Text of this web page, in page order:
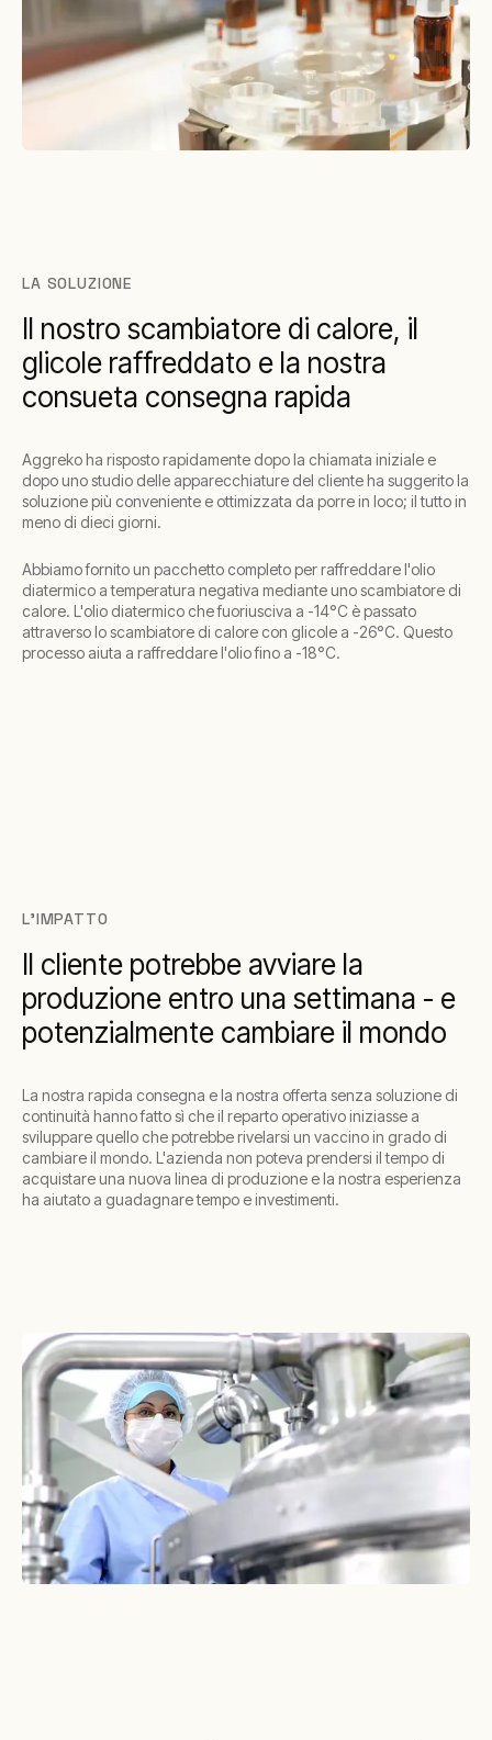
LA SOLUZIONE
Il nostro scambiatore di calore, il
glicole raffreddato e la nostra
consueta consegna rapida
Aggreko ha risposto rapidamente dopo la chiamata iniziale e
dopo uno studio delle apparecchiature del cliente ha suggerito la
soluzione più conveniente e ottimizzata da porre in loco; il tutto in
meno di dieci giorni.
Abbiamo fornito un pacchetto completo per raffreddare l'olio
diatermico a temperatura negativa mediante uno scambiatore di
calore. L'olio diatermico che fuoriusciva a -14°C è passato
attraverso lo scambiatore di calore con glicole a -26°C. Questo
processo aiuta a raffreddare l'olio fino a -18°C.
L'IMPATTO
Il cliente potrebbe avviare la
produzione entro una settimana - e
potenzialmente cambiare il mondo
La nostra rapida consegna e la nostra offerta senza soluzione di
continuità hanno fatto sì che il reparto operativo iniziasse a
sviluppare quello che potrebbe rivelarsi un vaccino in grado di
cambiare il mondo. L'azienda non poteva prendersi il tempo di
acquistare una nuova linea di produzione e la nostra esperienza
ha aiutato a guadagnare tempo e investimenti.